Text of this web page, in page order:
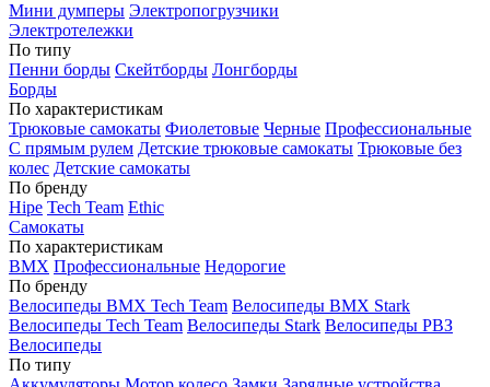
Мини думперы Электропогрузчики
Электротележки
По типу
Пенни борды Скейтборды Лонгборды
Борды
По характеристикам
Трюковые самокаты Фиолетовые Черные Профессиональные
С прямым рулем Детские трюковые самокаты Трюковые без
колес Детские самокаты
По бренду
Hipe Tech Team Ethic
Самокаты
По характеристикам
BMX Профессиональные Недорогие
По бренду
Велосипеды BMX Tech Team Велосипеды BMX Stark
Велосипеды Tech Team Велосипеды Stark Велосипеды РВЗ
Велосипеды
По типу